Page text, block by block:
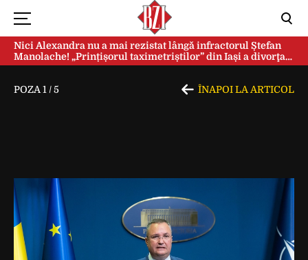
Nici Alexandra nu a mai rezistat lângă infractorul Ștefan
Manolache! „Prințișorul taximetriștilor” din Iași a divorţat
după doi ani de căsnicie
POZA 1 /5 ÎNAPOI LA ARTICOL